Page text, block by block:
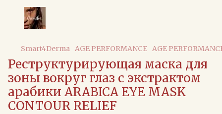
Smart4Derma AGE PERFORMANCE AGE
Реструктурирующая маска для
зоны вокруг глаз с экстрактом
арабики ARABICA EYE MASK
CONTOUR RELIEF